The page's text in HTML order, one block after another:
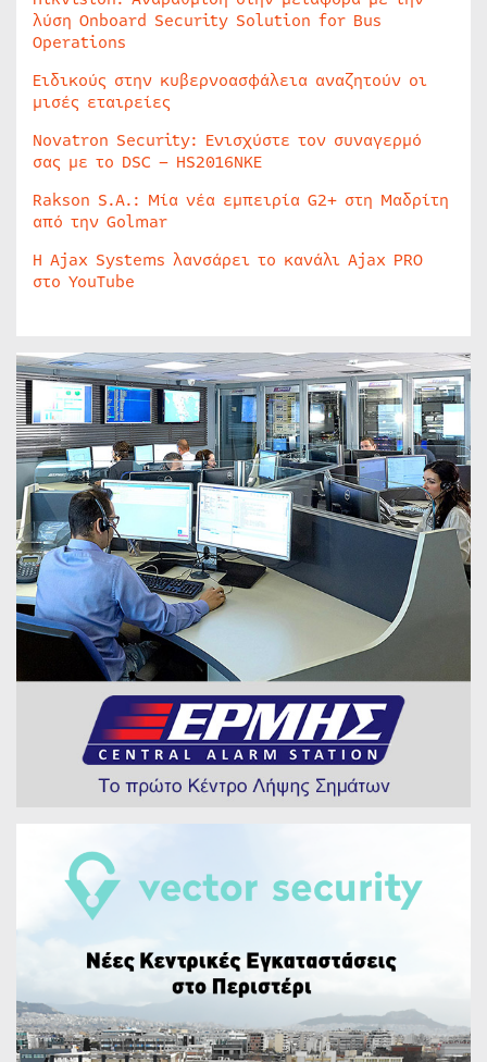
λύση Onboard Security Solution for Bus
Operations
Ειδικούς στην κυβερνοασφάλεια αναζητούν οι
μισές εταιρείες
Novatron Security: Ενισχύστε τον συναγερμό
σας με το DSC – HS2016NKE
Rakson S.A.: Μία νέα εμπειρία G2+ στη Μαδρίτη
από την Golmar
Η Ajax Systems λανσάρει το κανάλι Ajax PRO
στο YouTube